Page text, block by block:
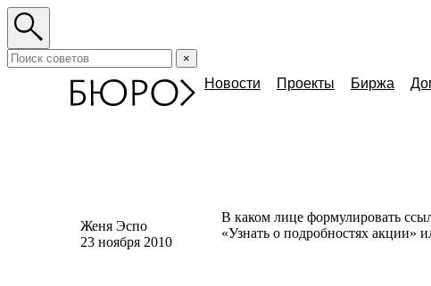
×
Новости Проекты Биржа
Женя Эспо
23 ноября 2010
В каком лице формулировать
«Узнать о подробностях акции»